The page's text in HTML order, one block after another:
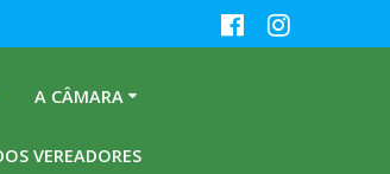
A CÂMARA
VEREADORES